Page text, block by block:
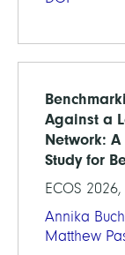
Against a
Network:
Study for
ECOS
Annika
Matthew